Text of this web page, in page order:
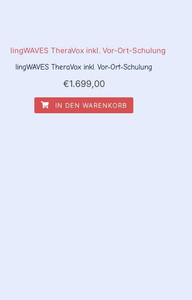
lingWAVES TheraVox inkl. Vor-Ort-Schulung
€1.699,00
IN DEN WARENKORB